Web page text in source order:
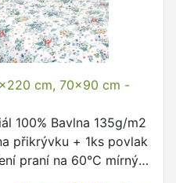
cm, 70x90 cm -
100% Bavlna 135g/m2
přikrývku + 1ks povlak
praní na 60°C mírný